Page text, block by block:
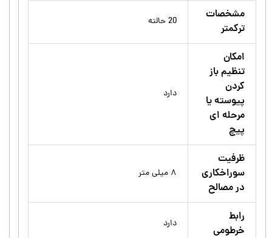
مشخصات
ترکمتر
20 حالته
امکان
تنظیم باز
کردن
پیوسته یا
مرحله ای
پیچ
دارد
ظرفیت
سوراخکاری
در مصالح
۸ میلی متر
رابط
خرطومی
دارد